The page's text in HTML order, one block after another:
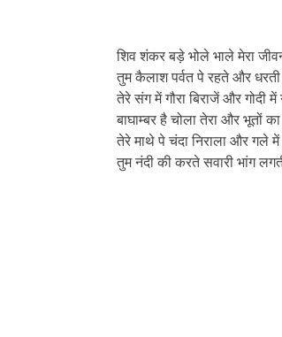
शिव शंकर बड़े भोले भाले मेरा
तुम कैलाश पर्वत पे रहते और धरती
तेरे संग में गौरा बिराजें और गोदी
बाघाम्बर है चोला तेरा और भूतों
तेरे माथे पे चंदा निराला और गले
तुम नंदी की करते सवारी भांग